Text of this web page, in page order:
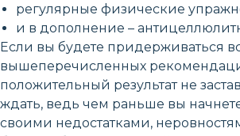
регулярные физические
и в дополнение –
Если вы будете придерживаться
вышеперечисленных
положительный результат не
ждать, ведь чем раньше вы
своими недостатками,